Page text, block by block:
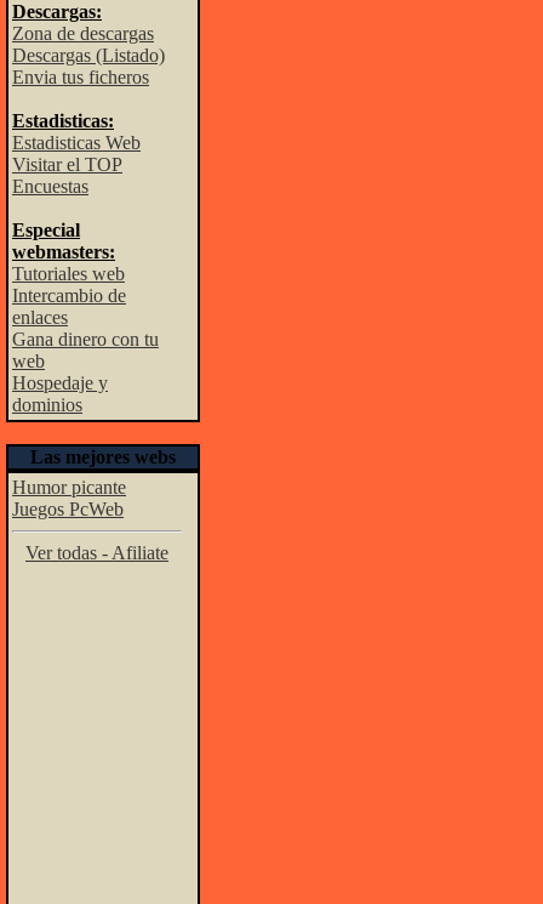
Descargas:
Zona de descargas
Descargas (Listado)
Envia tus ficheros
Estadisticas:
Estadisticas Web
Visitar el TOP
Encuestas
Especial
webmasters:
Tutoriales web
Intercambio de
enlaces
Gana dinero con tu
web
Hospedaje y
dominios
Las mejores webs
Humor picante
Juegos PcWeb
Ver todas - Afiliate